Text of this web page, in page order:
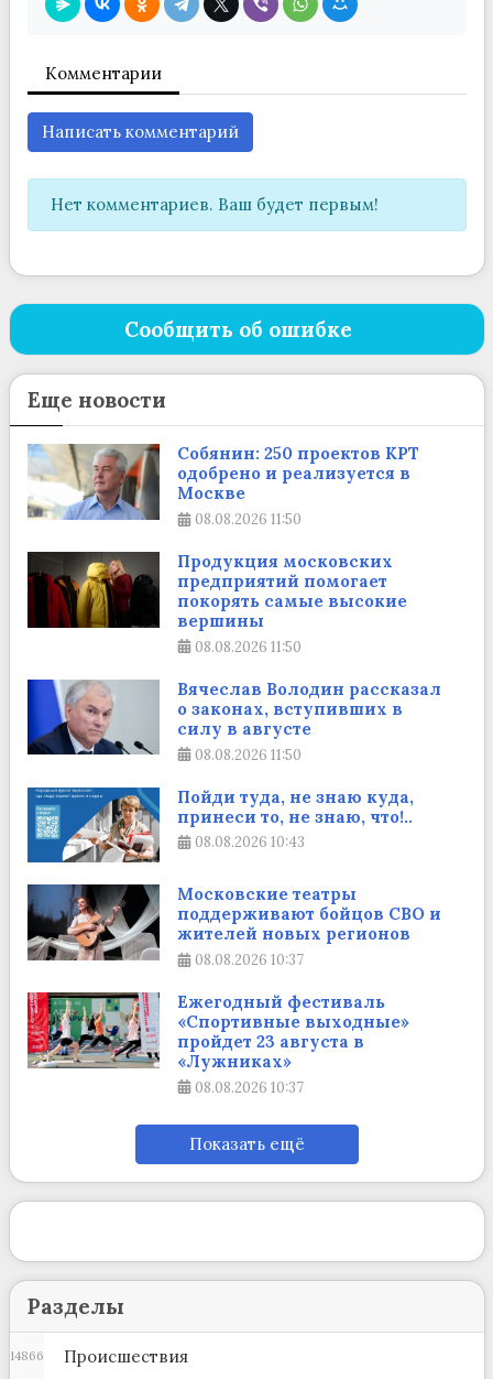
Комментарии
Написать комментарий
Нет комментариев. Ваш будет первым!
Сообщить об ошибке
Еще новости
Собянин: 250 проектов КРТ
одобрено и реализуется в
Москве
08.08.2026 11:50
Продукция московских
предприятий помогает
покорять самые высокие
вершины
08.08.2026 11:50
Вячеслав Володин рассказал
о законах, вступивших в
силу в августе
08.08.2026 11:50
Пойди туда, не знаю куда,
принеси то, не знаю, что!..
08.08.2026 10:43
Московские театры
поддерживают бойцов СВО и
жителей новых регионов
08.08.2026 10:37
Ежегодный фестиваль
«Спортивные выходные»
пройдет 23 августа в
«Лужниках»
08.08.2026 10:37
Показать ещё
Разделы
Происшествия
14866